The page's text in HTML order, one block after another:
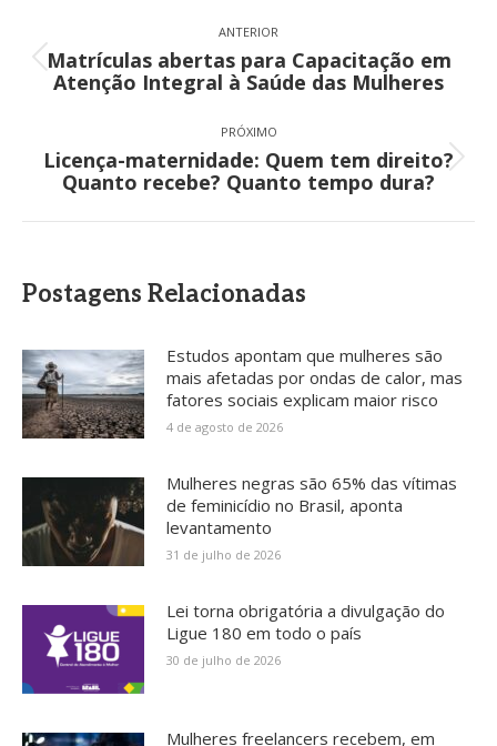
de
post:
ANTERIOR
Post
anterior:
Matrículas abertas para Capacitação em
Atenção Integral à Saúde das Mulheres
PRÓXIMO
Próximo
post:
Licença-maternidade: Quem tem direito?
Quanto recebe? Quanto tempo dura?
Postagens Relacionadas
Estudos apontam que mulheres são
mais afetadas por ondas de calor, mas
fatores sociais explicam maior risco
4 de agosto de 2026
Mulheres negras são 65% das vítimas
de feminicídio no Brasil, aponta
levantamento
31 de julho de 2026
Lei torna obrigatória a divulgação do
Ligue 180 em todo o país
30 de julho de 2026
Mulheres freelancers recebem, em